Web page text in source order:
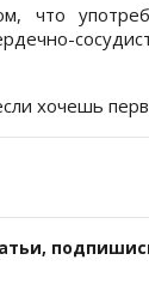
что
хочешь